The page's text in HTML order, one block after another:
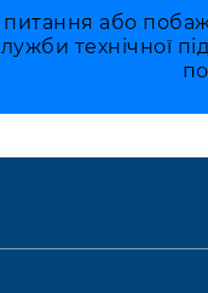
питання або
технічної